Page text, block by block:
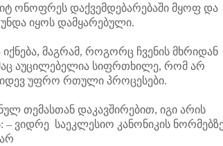
ონოფრეს დაქვემდებარებაში მყოფ და
იყოს დამყარებული.
მაგრამ, როგორც ჩვენის მხრიდან
აუცილებელია სიფრთხილე, რომ არ
უფრო რთული პროცესები.
თემასთან დაკავშირებით, იგი არის
ვიდრე საეკლესიო კანონიკის